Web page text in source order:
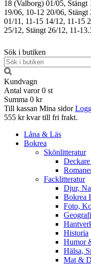
18 (Valborg) 01/05, Stängt
19/06, 10-12 20/06, Stängt
01/11, 11-15 14/12, 11-15
25/12, Stängt 26/12, 11-
Sök i butiken
Kundvagn
Antal varor 0 st
Summa 0 kr
Till kassan Mina sidor
555 kr kvar till fri frakt.
Låna & Läs
Bokrea
Skönlitteratur
Facklitteratur
Djur,
Bokrea
Foto,
Historia
Humor
Hälsa,
Mat &